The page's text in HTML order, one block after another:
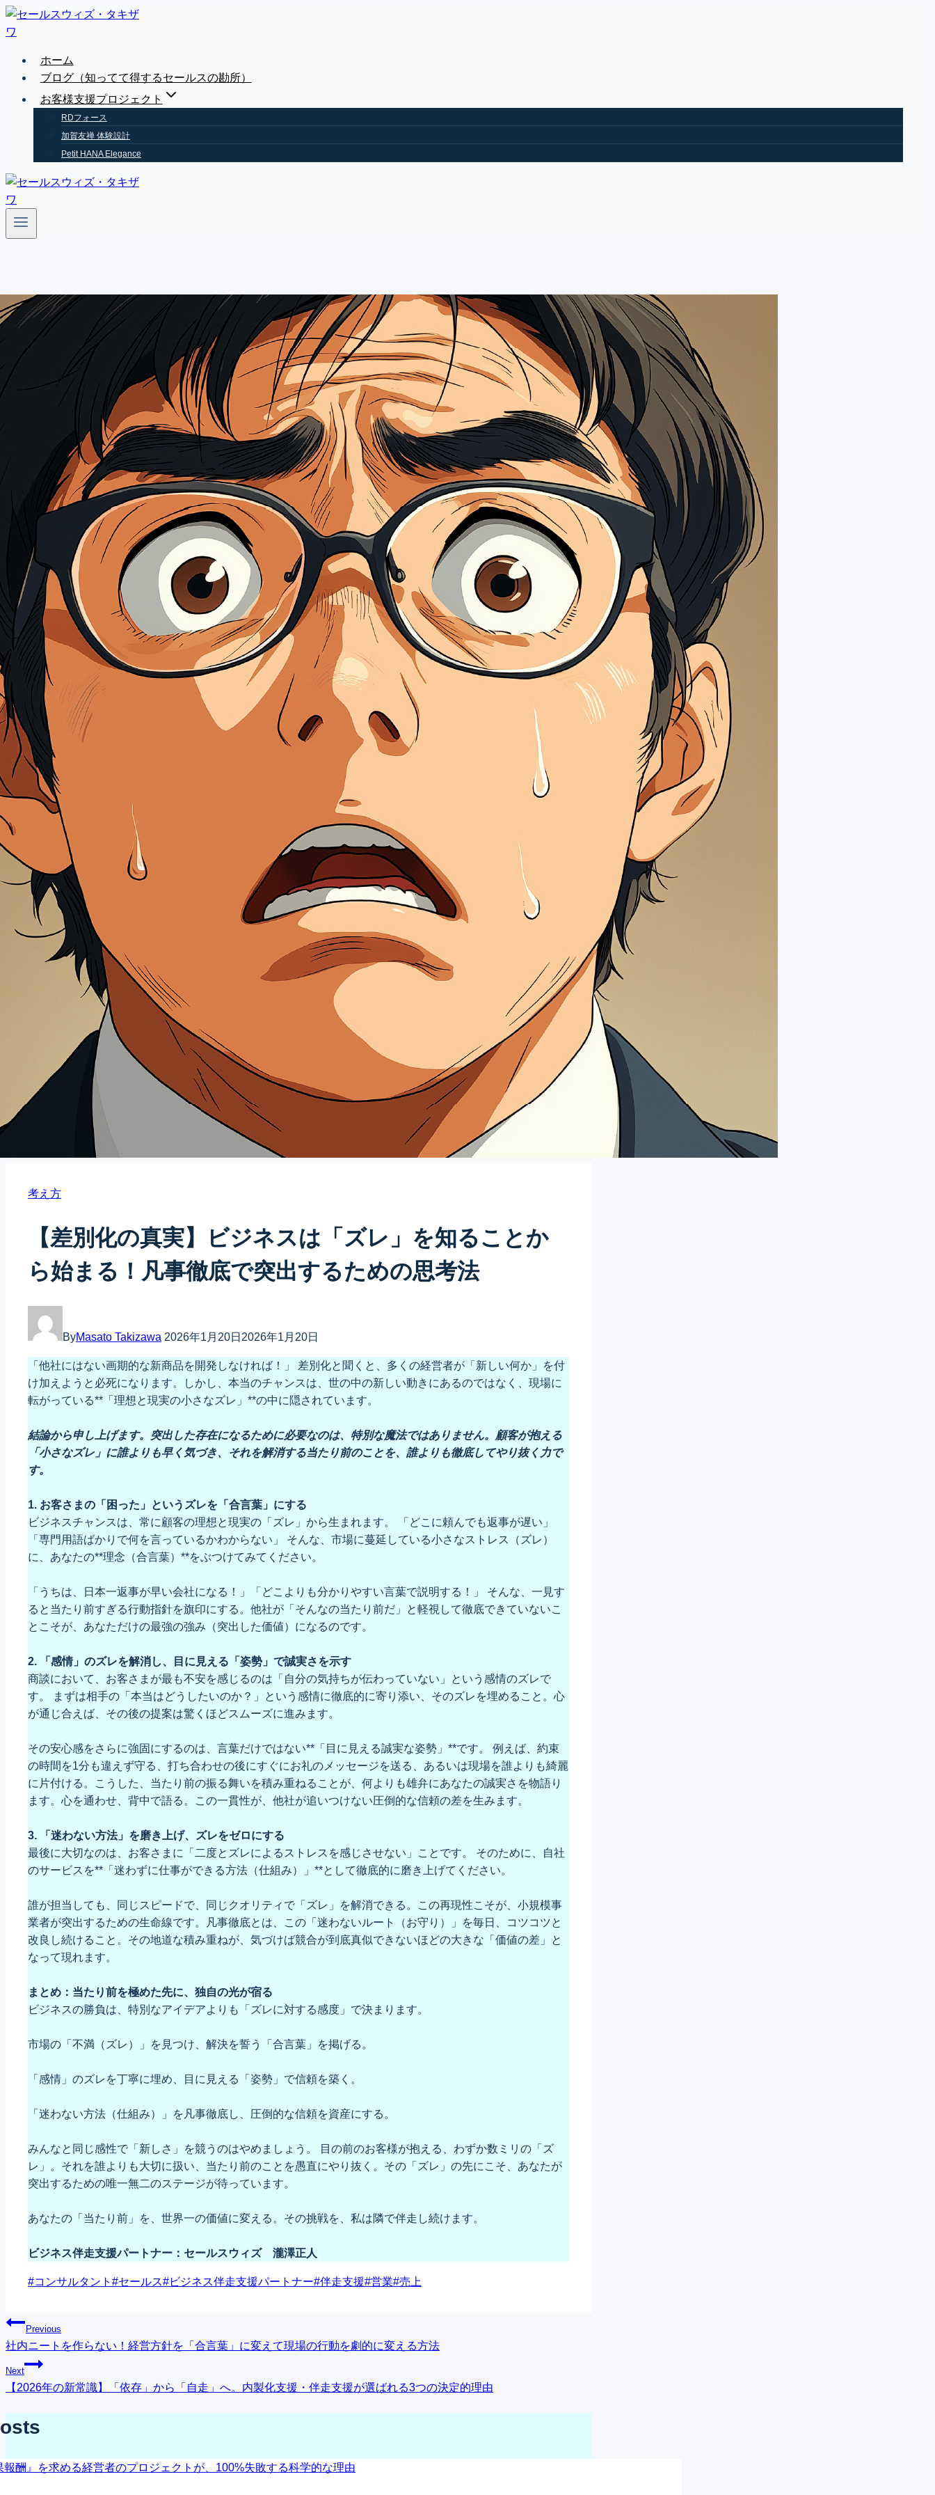
Skip
to
ホーム
ブログ（知ってて得するセールスの勘所）
お客様支援プロジェクト
RDフォース
加賀友禅 体験設計
Petit HANA Elegance
考え方
【差別化の真実】ビジネスは「ズレ」を知ることか
ら始まる！凡事徹底で突出するための思考法
ByMasato Takizawa 2026年1月20日 2026年1月20日
「他社にはない画期的な新商品を開発しなければ！」 差別化と聞くと、多くの経営者が「新しい何か」を付
け加えようと必死になります。しかし、本当のチャンスは、世の中の新しい動きにあるのではなく、現場に
転がっている**「理想と現実の小さなズレ」**の中に隠されています。
結論から申し上げます。突出した存在になるために必要なのは、特別な魔法ではありません。顧客が抱える
「小さなズレ」に誰よりも早く気づき、それを解消する当たり前のことを、誰よりも徹底してやり抜く力で
す。
1. お客さまの「困った」というズレを「合言葉」にする
ビジネスチャンスは、常に顧客の理想と現実の「ズレ」から生まれます。 「どこに頼んでも返事が遅い」
「専門用語ばかりで何を言っているかわからない」 そんな、市場に蔓延している小さなストレス（ズレ）
に、あなたの**理念（合言葉）**をぶつけてみてください。
「うちは、日本一返事が早い会社になる！」「どこよりも分かりやすい言葉で説明する！」 そんな、一見す
ると当たり前すぎる行動指針を旗印にする。他社が「そんなの当たり前だ」と軽視して徹底できていないこ
とこそが、あなただけの最強の強み（突出した価値）になるのです。
2. 「感情」のズレを解消し、目に見える「姿勢」で誠実さを示す
商談において、お客さまが最も不安を感じるのは「自分の気持ちが伝わっていない」という感情のズレで
す。 まずは相手の「本当はどうしたいのか？」という感情に徹底的に寄り添い、そのズレを埋めること。心
が通じ合えば、その後の提案は驚くほどスムーズに進みます。
その安心感をさらに強固にするのは、言葉だけではない**「目に見える誠実な姿勢」**です。 例えば、約束
の時間を1分も違えず守る、打ち合わせの後にすぐにお礼のメッセージを送る、あるいは現場を誰よりも綺麗
に片付ける。こうした、当たり前の振る舞いを積み重ねることが、何よりも雄弁にあなたの誠実さを物語り
ます。心を通わせ、背中で語る。この一貫性が、他社が追いつけない圧倒的な信頼の差を生みます。
3. 「迷わない方法」を磨き上げ、ズレをゼロにする
最後に大切なのは、お客さまに「二度とズレによるストレスを感じさせない」ことです。 そのために、自社
のサービスを**「迷わずに仕事ができる方法（仕組み）」**として徹底的に磨き上げてください。
誰が担当しても、同じスピードで、同じクオリティで「ズレ」を解消できる。この再現性こそが、小規模事
業者が突出するための生命線です。凡事徹底とは、この「迷わないルート（お守り）」を毎日、コツコツと
改良し続けること。その地道な積み重ねが、気づけば競合が到底真似できないほどの大きな「価値の差」と
なって現れます。
まとめ：当たり前を極めた先に、独自の光が宿る
ビジネスの勝負は、特別なアイデアよりも「ズレに対する感度」で決まります。
市場の「不満（ズレ）」を見つけ、解決を誓う「合言葉」を掲げる。
「感情」のズレを丁寧に埋め、目に見える「姿勢」で信頼を築く。
「迷わない方法（仕組み）」を凡事徹底し、圧倒的な信頼を資産にする。
みんなと同じ感性で「新しさ」を競うのはやめましょう。 目の前のお客様が抱える、わずか数ミリの「ズ
レ」。それを誰よりも大切に扱い、当たり前のことを愚直にやり抜く。その「ズレ」の先にこそ、あなたが
突出するための唯一無二のステージが待っています。
あなたの「当たり前」を、世界一の価値に変える。その挑戦を、私は隣で伴走し続けます。
ビジネス伴走支援パートナー：セールスウィズ 瀧澤正人
Post
#コンサルタント #セールス#ビジネス伴走支援パートナー#伴走支援#営業#売上
投
稿
ナ
ー
Previous
社内ニートを作らない！経営方針を「合言葉」に変えて現場の行動を劇的に変える方法
Next
【2026年の新常識】「依存」から「自走」へ。内製化支援・伴走支援が選ばれる3つの決定的理由